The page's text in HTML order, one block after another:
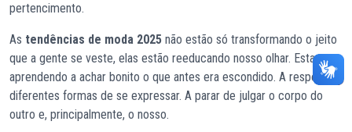
pertencimento.
As tendências de moda 2025 não estão só transformando o jeito
que a gente se veste, elas estão reeducando nosso olhar. Estamos
aprendendo a achar bonito o que antes era escondido. A respeitar
diferentes formas de se expressar. A parar de julgar o corpo do
outro e, principalmente, o nosso.